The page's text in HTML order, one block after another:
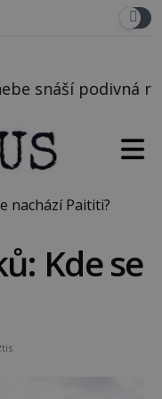
látka
nachází Paititi?
Kde se